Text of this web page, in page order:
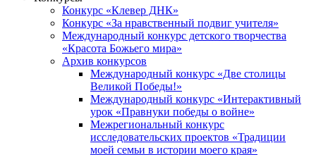
Конкурс «Клевер ДНК»
Конкурс «За нравственный подвиг учителя»
Международный конкурс детского творчества
«Красота Божьего мира»
Архив конкурсов
Международный конкурс «Две столицы
Великой Победы!»
Международный конкурс «Интерактивный
урок «Правнуки победы о войне»
Межрегиональный конкурс
исследовательских проектов «Традиции
моей семьи в истории моего края»